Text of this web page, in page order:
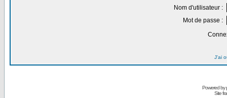
Nom d'utilisateur :
Mot de passe :
J'ai
Powered by
Site